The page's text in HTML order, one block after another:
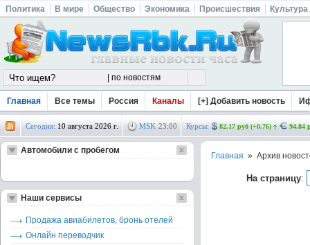
Политика В мире Общество Экономика Происшествия Культура
Главная Все темы Россия Каналы [+] Добавить новость
Сегодня: 10 августа 2026 г. MSK 23:00 Курсы: 82.17 руб (+0.76) 94.84
Главная » Архив
На страницу:
Автомобили с пробегом
Наши сервисы
Продажа авиабилетов, бронь отелей
Онлайн переводчик